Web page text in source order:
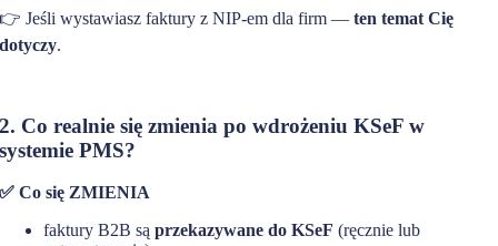
👉 Jeśli wystawiasz faktury z NIP-em dla firm —ten temat Cię
dotyczy.
2. Co realnie się zmienia po wdrożeniu KSeF w
systemie PMS?
✅ Co się ZMIENIA
faktury B2B sąprzekazywane do KSeF (ręcznie lub